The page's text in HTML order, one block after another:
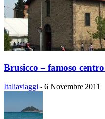
Brusicco – famoso
Italiaviaggi - 6 Novembre 2011